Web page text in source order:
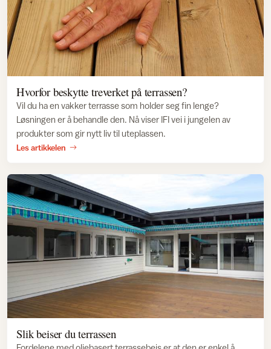
Hvorfor beskytte treverket på terrassen?
Vil du ha en vakker terrasse som holder seg fin lenge?
Løsningen er å behandle den. Nå viser IFI vei i jungelen av
produkter som gir nytt liv til uteplassen.
Les artikkelen
Slik beiser du terrassen